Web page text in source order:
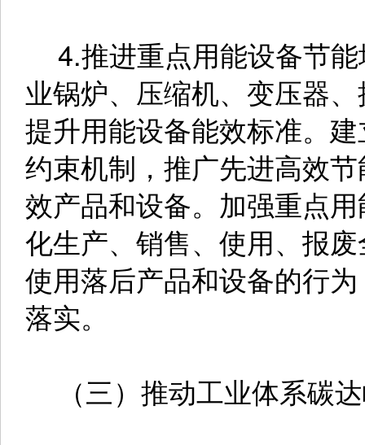
4.推进重点用能设备节
业锅炉、压缩机、变压器
提升用能设备能效标准。
约束机制，推广先进高效
效产品和设备。加强重点
化生产、销售、使用、报
使用落后产品和设备的行
落实。
（三）推动工业体系碳